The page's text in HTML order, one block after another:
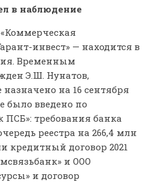
в наблюдение
инвест» — находится в
Временным
Э.Ш. Нунатов,
на 16 сентября
было введено по
требования банка
реестра на 266,4 млн
кредитный договор 2021
и ООО
и договор